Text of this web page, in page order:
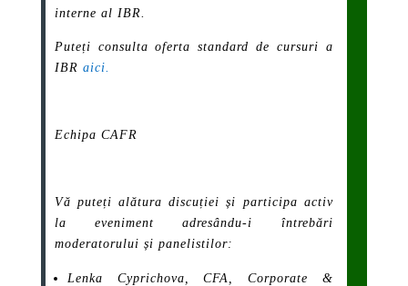
interne al IBR.
Puteți consulta oferta standard de cursuri a
IBR aici.
Echipa CAFR
Vă puteți alătura discuției și participa activ
la eveniment adresându-i întrebări
moderatorului și panelistilor:
Lenka Cyprichova, CFA, Corporate &